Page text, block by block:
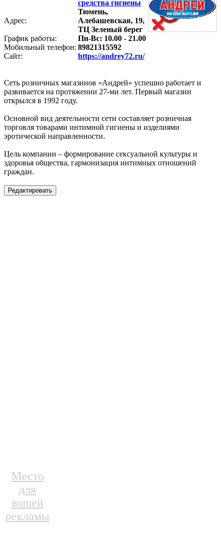
средства гигиены
Адрес:
Тюмень,
Алебашевская, 19,
ТЦ Зеленый берег
График работы:
Пн-Вс: 10.00 - 21.00
Мобильный телефон: 89821315592
Сайт:
https://andrey72.ru/
Сеть розничных магазинов «Андрей» успешно работает и
развивается на протяжении 27-ми лет. Первый магазин
открылся в 1992 году.
Основной вид деятельности сети составляет розничная
торговля товарами интимной гигиены и изделиями
эротической направленности.
Цель компании – формирование сексуальной культуры и
здоровья общества, гармонизация интимных отношений
граждан.
Место
для
вашей
рекламы